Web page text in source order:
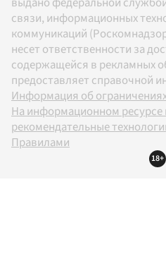
связи, информационных
коммуникаций
несет ответственности за
содержащейся в рекламных
предоставляет справочной
Информация об
На информационном
рекомендательные
Правилами
18+